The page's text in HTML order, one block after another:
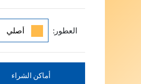
العطور:
أماكن الشراء